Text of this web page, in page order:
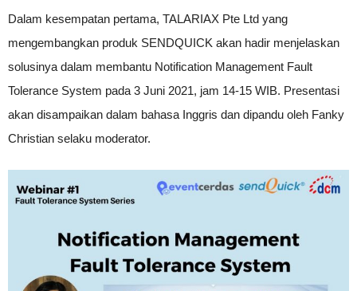
Dalam kesempatan pertama, TALARIAX Pte Ltd yang
mengembangkan produk SENDQUICK akan hadir menjelaskan
solusinya dalam membantu Notification Management Fault
Tolerance System pada 3 Juni 2021, jam 14-15 WIB. Presentasi
akan disampaikan dalam bahasa Inggris dan dipandu oleh Fanky
Christian selaku moderator.